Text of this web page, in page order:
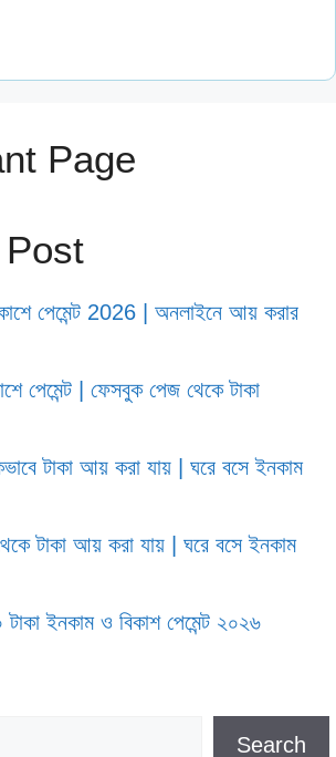
Page
পেমেন্ট 2026 | অনলাইনে আয় করার
পেমেন্ট | ফেসবুক পেজ থেকে টাকা
টাকা আয় করা যায় | ঘরে বসে ইনকাম
টাকা আয় করা যায় | ঘরে বসে ইনকাম
ইনকাম ও বিকাশ পেমেন্ট ২০২৬
Search